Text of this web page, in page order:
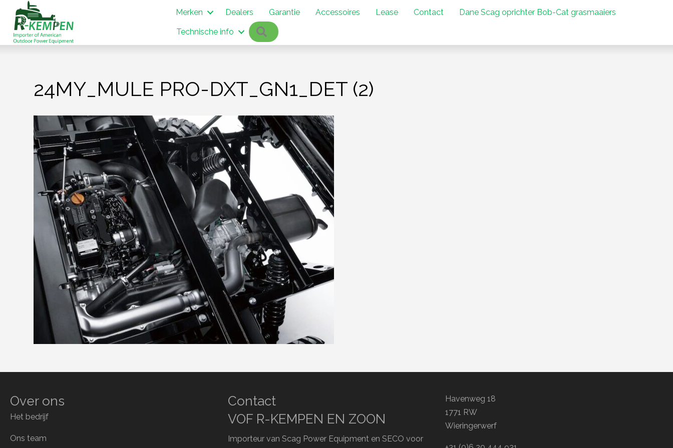
Merken Dealers Garantie Accessoires Lease Contact Dane Scag oprichter Bob-Cat grasmaaiers
Technische info Zoeken
24MY_MULE PRO-DXT_GN1_DET (2)
Over ons
Het bedrijf
Ons team
Contact
VOF R-KEMPEN EN ZOON
Importeur van Scag Power Equipment en SECO voor
Havenweg 18
1771 RW
Wieringerwerf